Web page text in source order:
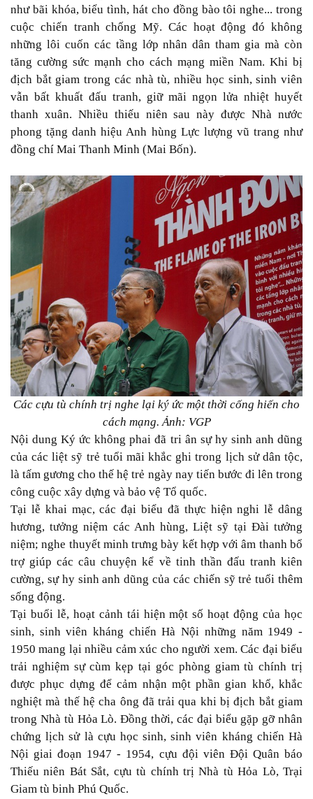
như bãi khóa, biểu tình, hát cho đồng bào tôi nghe... trong
cuộc chiến tranh chống Mỹ. Các hoạt động đó không
những lôi cuốn các tầng lớp nhân dân tham gia mà còn
tăng cường sức mạnh cho cách mạng miền Nam. Khi bị
địch bắt giam trong các nhà tù, nhiều học sinh, sinh viên
vẫn bất khuất đấu tranh, giữ mãi ngọn lửa nhiệt huyết
thanh xuân. Nhiều thiếu niên sau này được Nhà nước
phong tặng danh hiệu Anh hùng Lực lượng vũ trang như
đồng chí Mai Thanh Minh (Mai Bốn).
Các cựu tù chính trị nghe lại ký ức một thời cống hiến cho
cách mạng. Ảnh: VGP
Nội dung Ký ức không phai đã tri ân sự hy sinh anh dũng
của các liệt sỹ trẻ tuổi mãi khắc ghi trong lịch sử dân tộc,
là tấm gương cho thế hệ trẻ ngày nay tiến bước đi lên trong
công cuộc xây dựng và bảo vệ Tổ quốc.
Tại lễ khai mạc, các đại biểu đã thực hiện nghi lễ dâng
hương, tưởng niệm các Anh hùng, Liệt sỹ tại Đài tưởng
niệm; nghe thuyết minh trưng bày kết hợp với âm thanh bổ
trợ giúp các câu chuyện kể về tinh thần đấu tranh kiên
cường, sự hy sinh anh dũng của các chiến sỹ trẻ tuổi thêm
sống động.
Tại buổi lễ, hoạt cảnh tái hiện một số hoạt động của học
sinh, sinh viên kháng chiến Hà Nội những năm 1949 -
1950 mang lại nhiều cảm xúc cho người xem. Các đại biểu
trải nghiệm sự cùm kẹp tại góc phòng giam tù chính trị
được phục dựng để cảm nhận một phần gian khổ, khắc
nghiệt mà thế hệ cha ông đã trải qua khi bị địch bắt giam
trong Nhà tù Hỏa Lò. Đồng thời, các đại biểu gặp gỡ nhân
chứng lịch sử là cựu học sinh, sinh viên kháng chiến Hà
Nội giai đoạn 1947 - 1954, cựu đội viên Đội Quân báo
Thiếu niên Bát Sắt, cựu tù chính trị Nhà tù Hỏa Lò, Trại
Giam tù binh Phú Quốc.